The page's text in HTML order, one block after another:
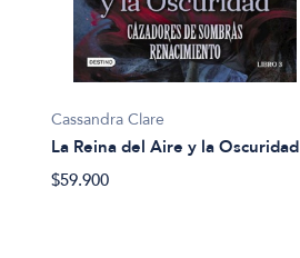
Cassandra Clare
La Reina del Aire y la Oscuridad
$59.900